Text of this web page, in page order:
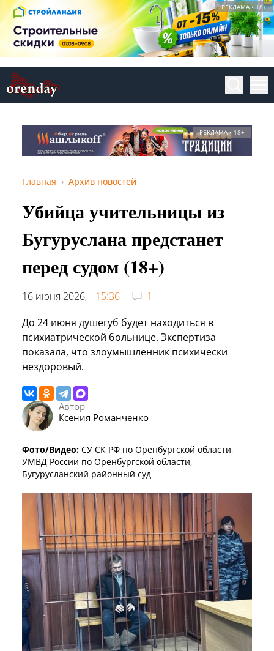
РЕКЛАМА • 18+
РЕКЛАМА • 18+
Главная Архив новостей
Убийца учительницы из
Бугуруслана предстанет
перед судом (18+)
16 июня 2026, 15:36
1
До 24 июня душегуб будет находиться в
психиатрической больнице. Экспертиза
показала, что злоумышленник психически
нездоровый.
Автор
Ксения Романченко
Фото/Видео: СУ СК РФ по Оренбургской области,
УМВД России по Оренбургской области,
Бугурусланский районный суд